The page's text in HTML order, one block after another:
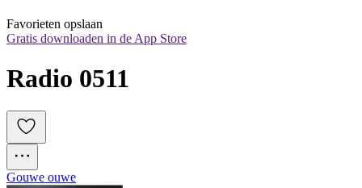
Favorieten opslaan
Gratis downloaden in de App Store
Radio 0511
Gouwe ouwe